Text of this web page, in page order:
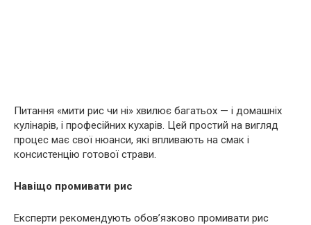
Питання «мити рис чи ні» хвилює багатьох — і домашніх
кулінарів, і професійних кухарів. Цей простий на вигляд
процес має свої нюанси, які впливають на смак і
консистенцію готової страви.
Навіщо промивати рис
Експерти рекомендують обов’язково промивати рис